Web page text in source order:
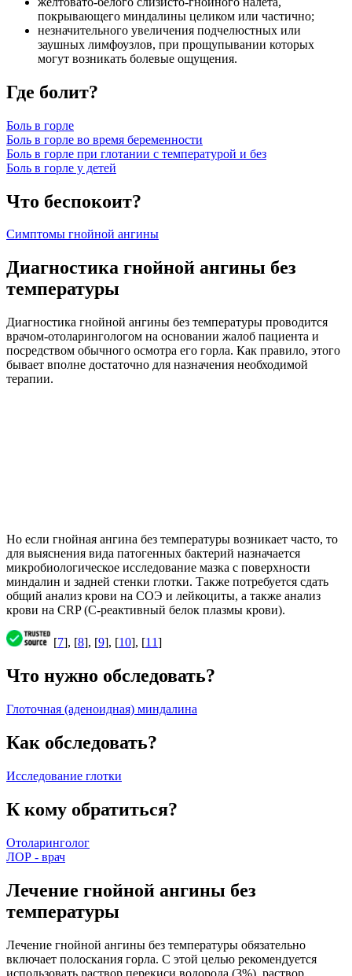
покрывающего миндалины целиком или частично;
незначительного увеличения подчелюстных или
заушных лимфоузлов, при прощупывании которых
могут возникать болевые ощущения.
Где болит?
Боль в горле
Боль в горле во время беременности
Боль в горле при глотании с температурой и без
Боль в горле у детей
Что беспокоит?
Симптомы гнойной ангины
Диагностика гнойной ангины без
температуры
Диагностика гнойной ангины без температуры проводится
врачом-отоларингологом на основании жалоб пациента и
посредством обычного осмотра его горла. Как правило, этого
бывает вполне достаточно для назначения необходимой
терапии.
Но если гнойная ангина без температуры возникает часто, то
для выяснения вида патогенных бактерий назначается
микробиологическое исследование мазка с поверхности
миндалин и задней стенки глотки. Также потребуется сдать
общий анализ крови на СОЭ и лейкоциты, а также анализ
крови на CRP (С-реактивный белок плазмы крови).
[7], [8], [9], [10], [11]
Что нужно обследовать?
Глоточная (аденоидная) миндалина
Как обследовать?
Исследование глотки
К кому обратиться?
Отоларинголог
ЛОР - врач
Лечение гнойной ангины без
температуры
Лечение гнойной ангины без температуры обязательно
включает полоскания горла. С этой целью рекомендуется
использовать раствор перекиси водорода (3%), раствор